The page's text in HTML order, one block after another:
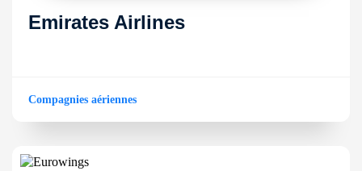
Emirates Airlines
Compagnies aériennes